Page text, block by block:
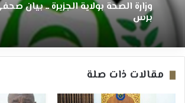
وزارة الصحة بولاية الجزيرة ــ بيان
برس
مقالات ذات صلة